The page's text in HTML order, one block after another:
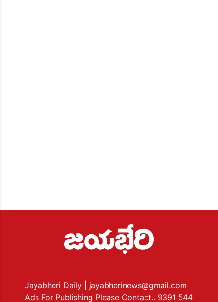
Jayabheri Daily
| jayabherinews@gmail.com
Ads For Publishing Please Contact.. 9391 544